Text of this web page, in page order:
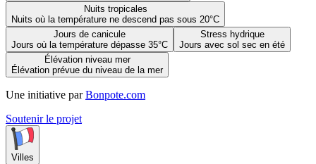
Nuits tropicales
Nuits où la température ne descend pas sous 20°C
Jours de canicule
Jours où la température dépasse 35°C
Stress hydrique
Jours avec sol sec en été
Élévation niveau mer
Élévation prévue du niveau de la mer
Une initiative par Bonpote.com
Soutenir le projet
Villes